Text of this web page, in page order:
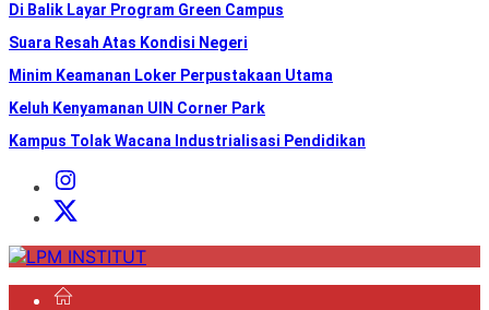
Di Balik Layar Program Green Campus
Suara Resah Atas Kondisi Negeri
Minim Keamanan Loker Perpustakaan Utama
Keluh Kenyamanan UIN Corner Park
Kampus Tolak Wacana Industrialisasi Pendidikan
Instagram
Institut
X
LPM